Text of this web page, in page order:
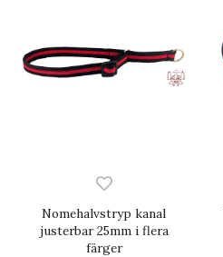
Nomehalvstryp kanal
justerbar 25mm i flera
färger